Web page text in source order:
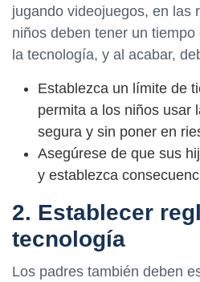
jugando videojuegos, en las
niños deben tener un
la tecnología, y al acabar,
Establezca un límite de
permita a los niños usar
segura y sin poner en
Asegúrese de que sus
y establezca
2. Establecer
tecnología
Los padres también deben